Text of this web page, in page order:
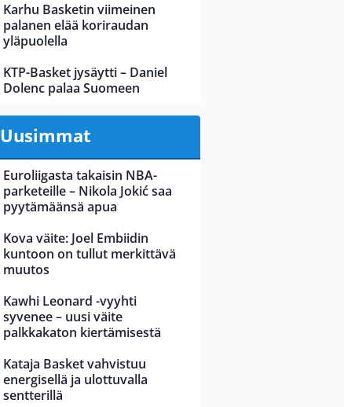
Karhu Basketin viimeinen
palanen elää koriraudan
yläpuolella
KTP-Basket jysäytti – Daniel
Dolenc palaa Suomeen
Uusimmat
Euroliigasta takaisin NBA-
parketeille – Nikola Jokić saa
pyytämäänsä apua
Kova väite: Joel Embiidin
kuntoon on tullut merkittävä
muutos
Kawhi Leonard -vyyhti
syvenee – uusi väite
palkkakaton kiertämisestä
Kataja Basket vahvistuu
energisellä ja ulottuvalla
sentterillä